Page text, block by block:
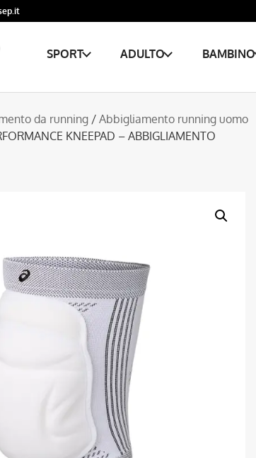
SPORT ADULTO BAMBINO
da running / Abbigliamento running uomo
KNEEPAD – ABBIGLIAMENTO